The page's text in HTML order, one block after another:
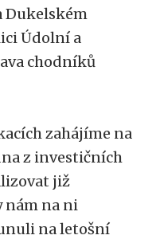
Dukelském
Údolní a
chodníků
zahájíme na
z investičních
již
nám na ni
na letošní